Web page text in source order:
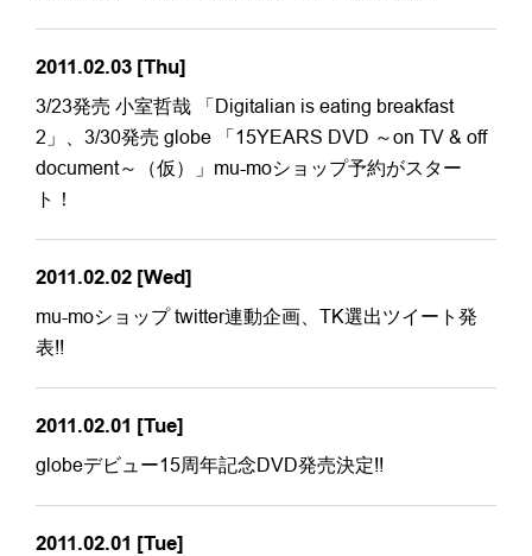
2011.02.03 [Thu]
3/23発売 小室哲哉 「Digitalian is eating breakfast
2」、3/30発売 globe 「15YEARS DVD ～on TV & off
document～（仮）」mu-moショップ予約がスター
ト！
2011.02.02 [Wed]
mu-moショップ twitter連動企画、TK選出ツイート発
表!!
2011.02.01 [Tue]
globeデビュー15周年記念DVD発売決定!!
2011.02.01 [Tue]